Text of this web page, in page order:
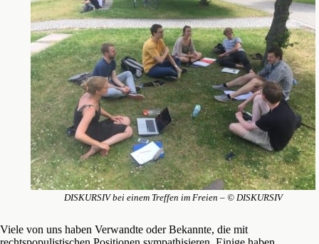
DISKURSIV bei einem Treffen im Freien – © DISKURSIV
Viele von uns haben Verwandte oder Bekannte, die mit